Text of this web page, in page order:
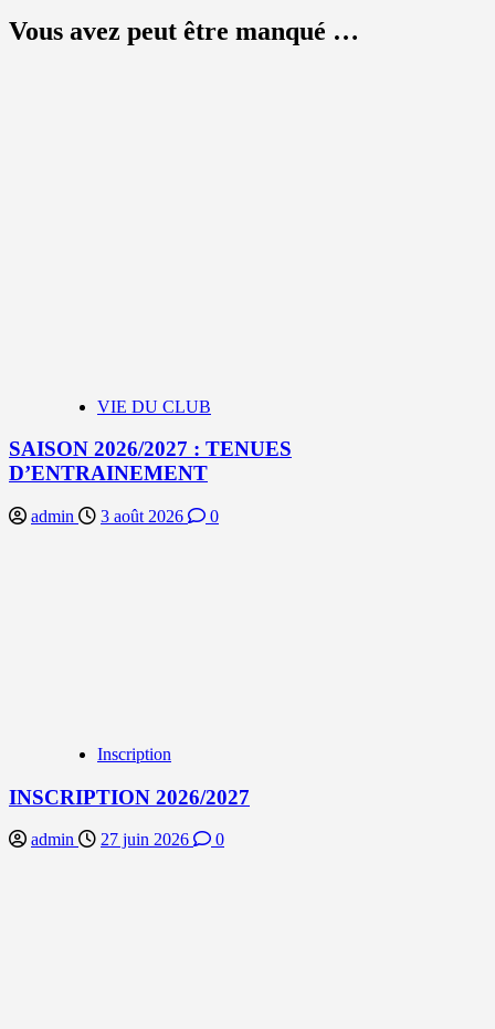
Vous avez peut être manqué …
VIE DU CLUB
SAISON 2026/2027 : TENUES
D’ENTRAINEMENT
admin 3 août 2026 0
Inscription
INSCRIPTION 2026/2027
admin 27 juin 2026 0